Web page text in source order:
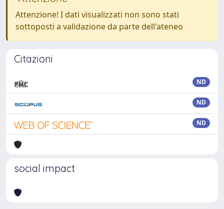
Attenzione! I dati visualizzati non sono stati
sottoposti a validazione da parte dell'ateneo
Citazioni
ND
ND
ND
social impact